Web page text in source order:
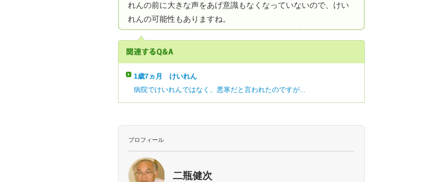
れんの前に大きな声をあげ意識もなくなっていないので、けい
れんの可能性もありますね。
1歳7ヵ月
けいれん
病院でけいれんではなく、悪寒だと言われたのですが...
プロフィール
二瓶健次